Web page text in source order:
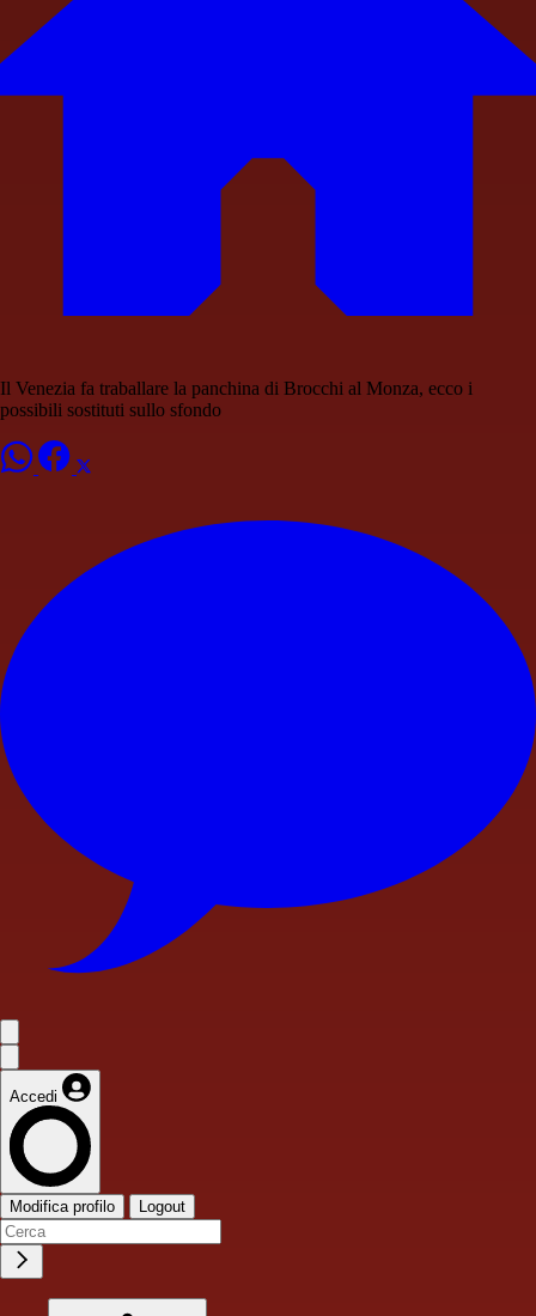
Il Venezia fa traballare la panchina di Brocchi al Monza, ecco i
possibili sostituti sullo sfondo
Accedi
Modifica profilo Logout